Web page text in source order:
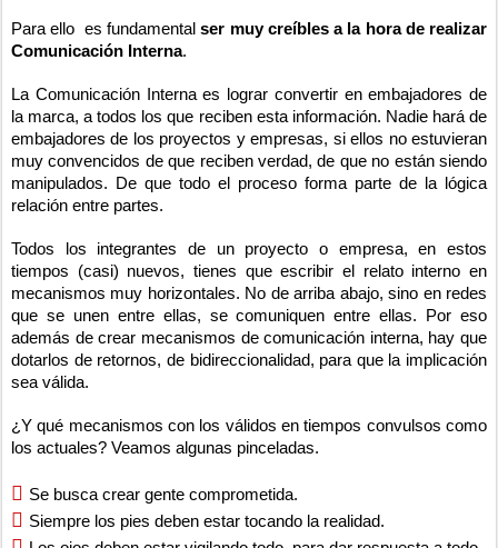
Para ello es fundamentalser muy creíbles a la hora de realizar
Comunicación Interna.
La Comunicación Interna es lograr convertir en embajadores de
la marca, a todos los que reciben esta información. Nadie hará de
embajadores de los proyectos y empresas, si ellos no estuvieran
muy convencidos de que reciben verdad, de que no están siendo
manipulados. De que todo el proceso forma parte de la lógica
relación entre partes.
Todos los integrantes de un proyecto o empresa, en estos
tiempos (casi) nuevos, tienes que escribir el relato interno en
mecanismos muy horizontales. No de arriba abajo, sino en redes
que se unen entre ellas, se comuniquen entre ellas. Por eso
además de crear mecanismos de comunicación interna, hay que
dotarlos de retornos, de bidireccionalidad, para que la implicación
sea válida.
¿Y qué mecanismos con los válidos en tiempos convulsos como
los actuales? Veamos algunas pinceladas.
 Se busca crear gente comprometida.
 Siempre los pies deben estar tocando la realidad.